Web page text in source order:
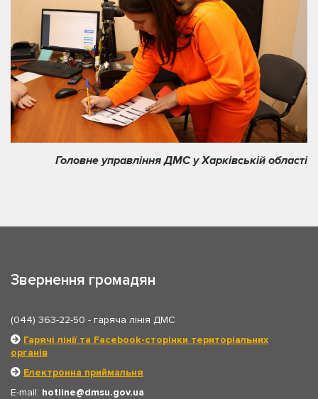
Головне управління ДМС у Харківській області
Звернення громадян
(044) 363-22-50 - гаряча лінія ДМС
Гарячі лінії та Facebook-сторінки територіальних
органів
Електронна приймальня
E-mail: hotline
dmsu.gov.ua